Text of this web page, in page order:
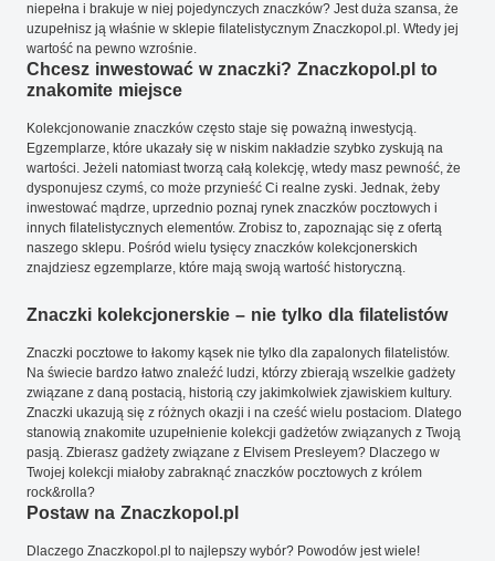
niepełna i brakuje w niej pojedynczych znaczków? Jest duża szansa, że
uzupełnisz ją właśnie w sklepie filatelistycznym Znaczkopol.pl. Wtedy jej
wartość na pewno wzrośnie.
Chcesz inwestować w znaczki? Znaczkopol.pl to
znakomite miejsce
Kolekcjonowanie znaczków często staje się poważną inwestycją.
Egzemplarze, które ukazały się w niskim nakładzie szybko zyskują na
wartości. Jeżeli natomiast tworzą całą kolekcję, wtedy masz pewność, że
dysponujesz czymś, co może przynieść Ci realne zyski. Jednak, żeby
inwestować mądrze, uprzednio poznaj rynek znaczków pocztowych i
innych filatelistycznych elementów. Zrobisz to, zapoznając się z ofertą
naszego sklepu. Pośród wielu tysięcy znaczków kolekcjonerskich
znajdziesz egzemplarze, które mają swoją wartość historyczną.
Znaczki kolekcjonerskie – nie tylko dla filatelistów
Znaczki pocztowe to łakomy kąsek nie tylko dla zapalonych filatelistów.
Na świecie bardzo łatwo znaleźć ludzi, którzy zbierają wszelkie gadżety
związane z daną postacią, historią czy jakimkolwiek zjawiskiem kultury.
Znaczki ukazują się z różnych okazji i na cześć wielu postaciom. Dlatego
stanowią znakomite uzupełnienie kolekcji gadżetów związanych z Twoją
pasją. Zbierasz gadżety związane z Elvisem Presleyem? Dlaczego w
Twojej kolekcji miałoby zabraknąć znaczków pocztowych z królem
rock&rolla?
Postaw na Znaczkopol.pl
Dlaczego Znaczkopol.pl to najlepszy wybór? Powodów jest wiele!